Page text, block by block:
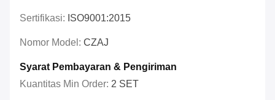
Sertifikasi: ISO9001:2015
Nomor Model: CZAJ
Syarat Pembayaran & Pengiriman
Kuantitas Min Order: 2 SET